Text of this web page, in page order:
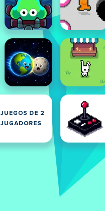
JUEGOS DE 2
JUGADORES